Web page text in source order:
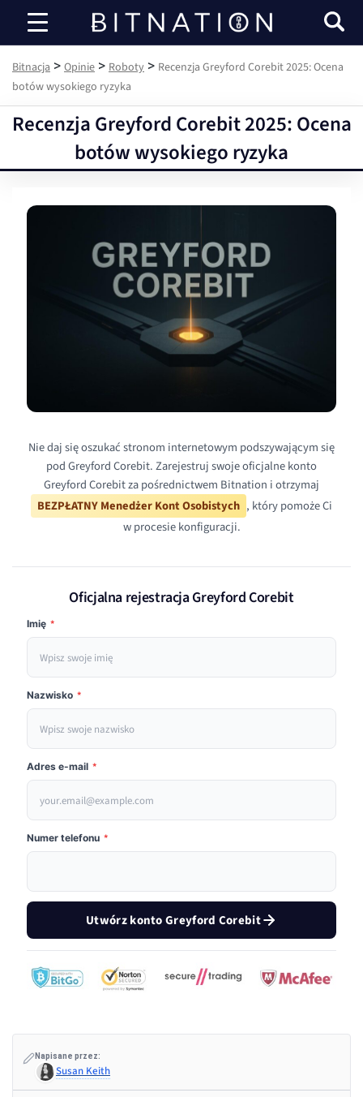
Bitnacja
Bitnacja > Opinie > Roboty > Recenzja Greyford Corebit 2025: Ocena
botów wysokiego ryzyka
Recenzja Greyford Corebit 2025: Ocena
botów wysokiego ryzyka
Nie daj się oszukać stronom internetowym podszywającym się
pod Greyford Corebit. Zarejestruj swoje oficjalne konto
Greyford Corebit za pośrednictwem Bitnation i otrzymaj
BEZPŁATNY Menedżer Kont Osobistych , który pomoże Ci
w procesie konfiguracji.
Oficjalna rejestracja Greyford Corebit
Imię *
Nazwisko *
Adres e-mail *
Numer telefonu *
Utwórz konto Greyford Corebit
Napisane przez:
Susan Keith